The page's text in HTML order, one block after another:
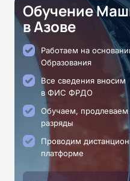
Обучение
в Азове
Работаем на
Образования
Все сведения вносим
в ФИС ФРДО
Обучаем,
разряды
Проводим
платформе